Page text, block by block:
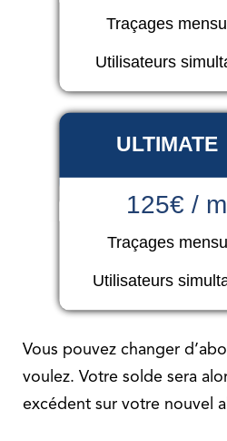
Vous pouvez changer
voulez. Votre solde sera
excédent sur votre nouvel